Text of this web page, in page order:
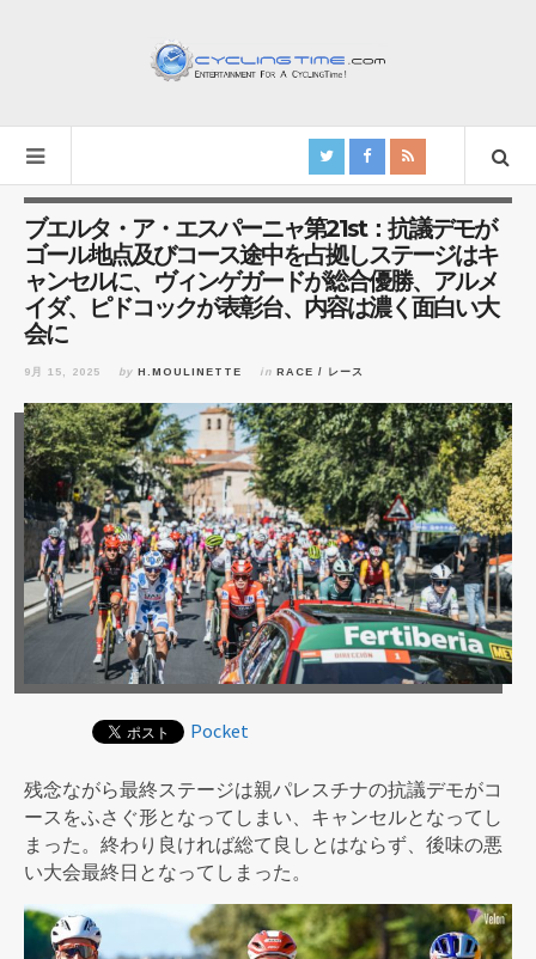
ブエルタ・ア・エスパーニャ第21st：抗議デモが
ゴール地点及びコース途中を占拠しステージはキ
ャンセルに、ヴィンゲガードが総合優勝、アルメ
イダ、ピドコックが表彰台、内容は濃く面白い大
会に
9月 15, 2025 by H.MOULINETTE in RACE / レース
Pocket
残念ながら最終ステージは親パレスチナの抗議デモがコ
ースをふさぐ形となってしまい、キャンセルとなってし
まった。終わり良ければ総て良しとはならず、後味の悪
い大会最終日となってしまった。